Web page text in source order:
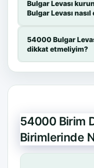
Bulgar Levası
Bulgar Levası
54000 Bulgar
dikkat etmeliyim?
54000 Birim
Birimlerinde